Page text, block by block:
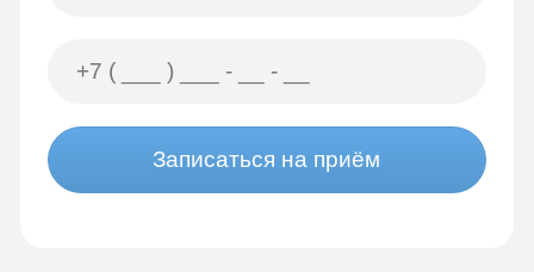
Записаться на приём